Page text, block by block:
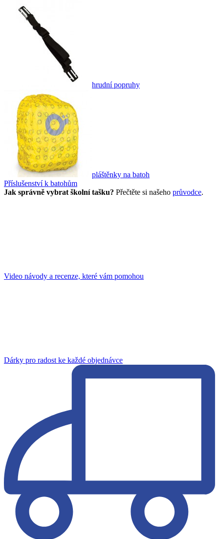
hrudní popruhy
pláštěnky na batoh
Příslušenství k batohům
Jak správně vybrat školní tašku? Přečtěte si našeho průvodce.
Video návody a recenze, které vám pomohou
Dárky pro radost ke každé objednávce